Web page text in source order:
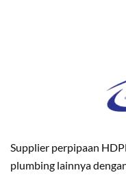
Supplier perpipaan
plumbing lainnya